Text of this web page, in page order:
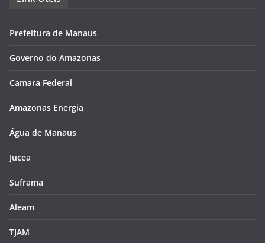
Prefeitura de Manaus
Governo do Amazonas
Camara Federal
Amazonas Energia
Água de Manaus
Jucea
Suframa
Aleam
TJAM